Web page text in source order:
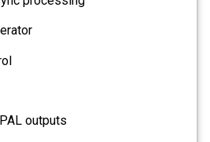
outputs